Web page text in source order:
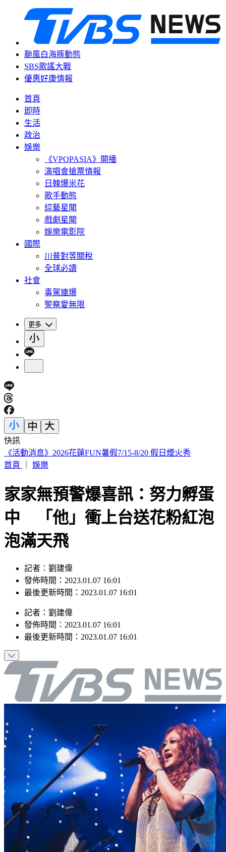
颱風白海豚動態
SBS歌謠大戰
優惠好康情報
首頁
即時
生活
政治
娛樂
《VPOPASIA》開播
演唱會搶票情報
日韓爆米花
歌手動態
綜藝星聞
戲劇星聞
娛樂電影院
國際
川普對等關稅
全球必讀
社會
毒駕連爆
警察愛無限
更多
快訊
白海豚颱風「紮實雨帶」又來了！鄭明典急籲：晚上別出門
首頁
娛樂
家家無預警爆喜訊：努力孵蛋
中 「他」衝上台送花粉紅泡
泡滿天飛
記者：劉建偉
發佈時間：2023.01.07 16:01
最後更新時間：2023.01.07 16:01
記者 ： 劉建偉
發佈時間： 2023.01.07 16:01
最後更新時間： 2023.01.07 16:01